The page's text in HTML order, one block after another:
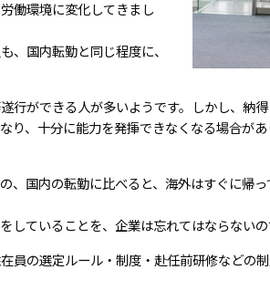
働環境に変化してきまし
、国内転勤と同じ程度に、
行ができる人が多いようです。しかし、納
り、十分に能力を発揮できなくなる場合が
国内の転勤に比べると、海外はすぐに帰
ていることを、企業は忘れてはならないの
の選定ルール・制度・赴任前研修などの制